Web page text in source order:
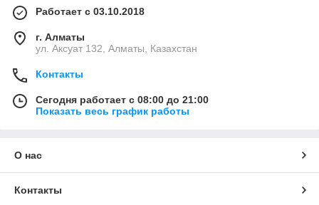
Работает с 03.10.2018
г. Алматы
ул. Аксуат 132, Алматы, Казахстан
Контакты
Сегодня работает с 08:00 до 21:00
Показать весь график работы
О нас
Контакты